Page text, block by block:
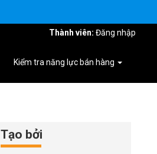
Thành viên: Đăng nhập
Kiểm tra năng lực bán hàng
Tạo bởi